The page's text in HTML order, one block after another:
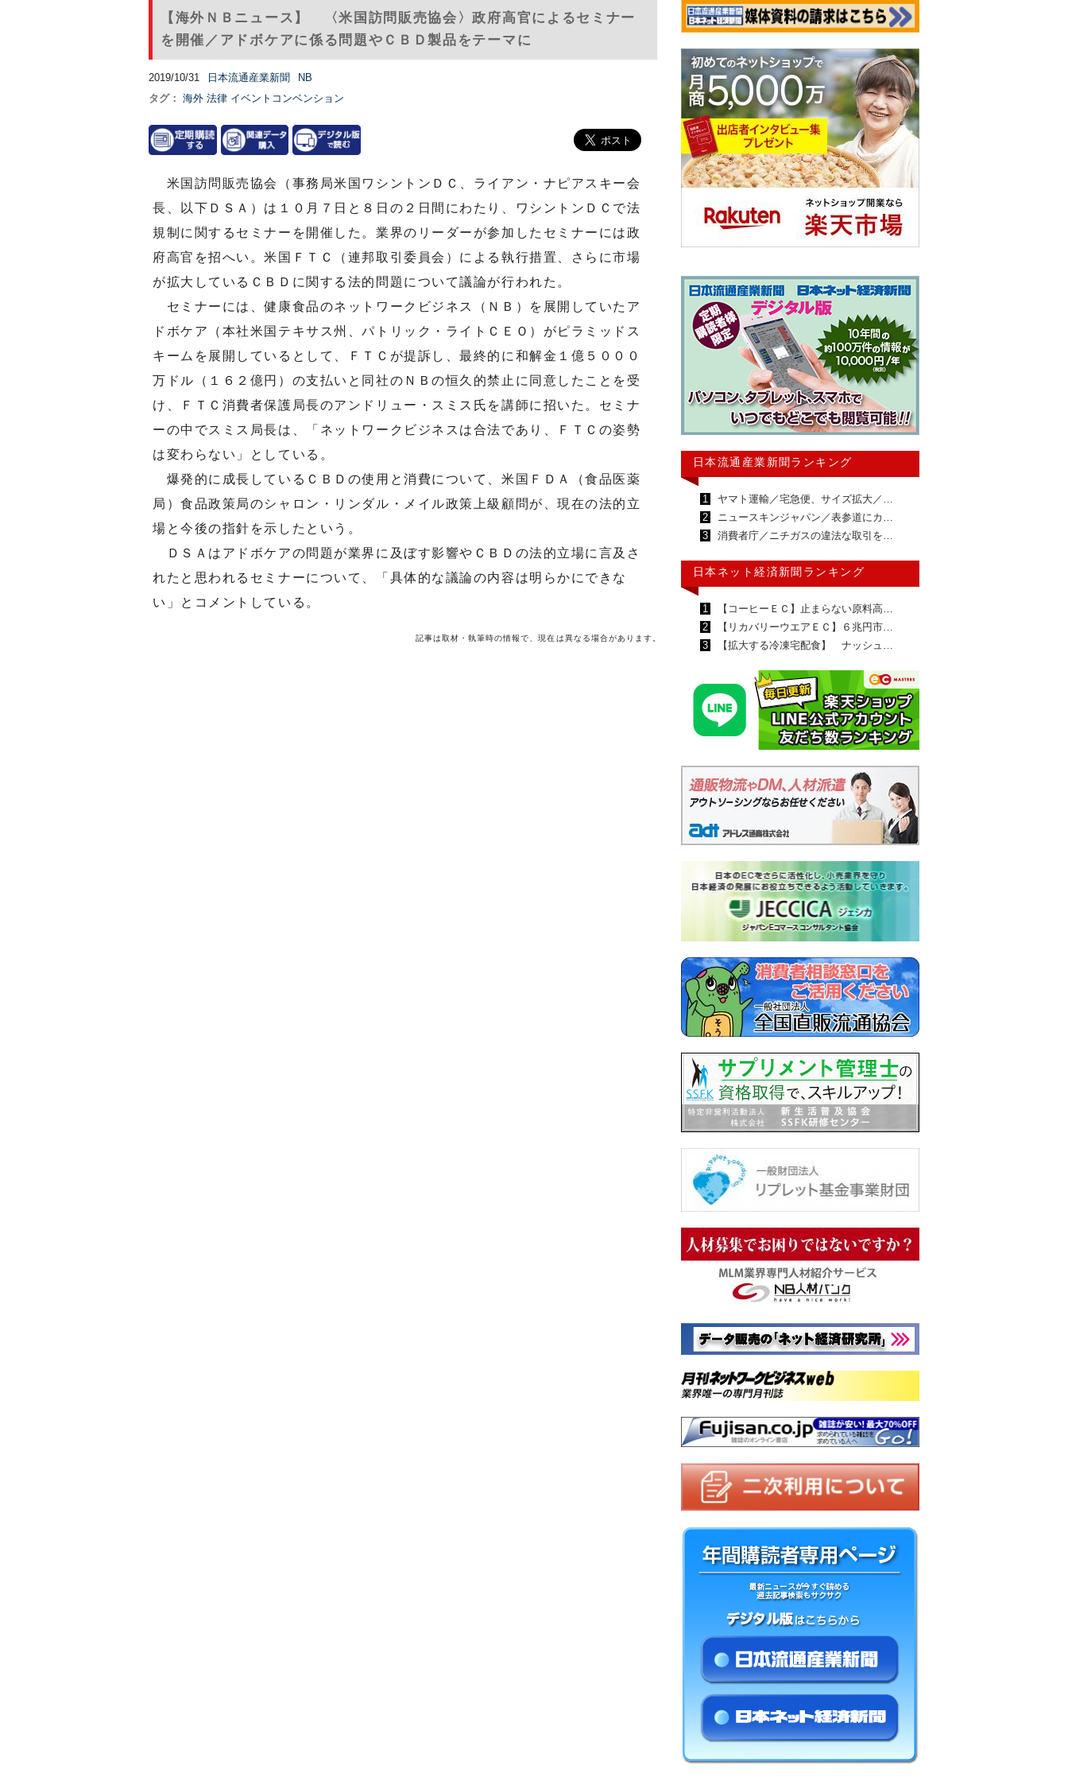
【海外ＮＢニュース】 〈米国訪問販売協会〉政府高官によるセミナー
を開催／アドボケアに係る問題やＣＢＤ製品をテーマに
2019/10/31 日本流通産業新聞
NB
タグ： 海外 法律 イベントコンベンション
米国訪問販売協会（事務局米国ワシントンＤＣ、ライアン・ナピアスキー会
長、以下ＤＳＡ）は１０月７日と８日の２日間にわたり、ワシントンＤＣで法
規制に関するセミナーを開催した。業界のリーダーが参加したセミナーには政
府高官を招へい。米国ＦＴＣ（連邦取引委員会）による執行措置、さらに市場
が拡大しているＣＢＤに関する法的問題について議論が行われた。
セミナーには、健康食品のネットワークビジネス（ＮＢ）を展開していたア
ドボケア（本社米国テキサス州、パトリック・ライトＣＥＯ）がピラミッドス
キームを展開しているとして、ＦＴＣが提訴し、最終的に和解金１億５０００
万ドル（１６２億円）の支払いと同社のＮＢの恒久的禁止に同意したことを受
け、ＦＴＣ消費者保護局長のアンドリュー・スミス氏を講師に招いた。セミナ
ーの中でスミス局長は、「ネットワークビジネスは合法であり、ＦＴＣの姿勢
は変わらない」としている。
爆発的に成長しているＣＢＤの使用と消費について、米国ＦＤＡ（食品医薬
局）食品政策局のシャロン・リンダル・メイル政策上級顧問が、現在の法的立
場と今後の指針を示したという。
ＤＳＡはアドボケアの問題が業界に及ぼす影響やＣＢＤの法的立場に言及さ
れたと思われるセミナーについて、「具体的な議論の内容は明らかにできな
い」とコメントしている。
記事は取材・執筆時の情報で、現在は異なる場合があります。
日本流通産業新聞ランキング
1
ヤマト運輸／宅急便、サイズ拡大／…
2
ニュースキンジャパン／表参道にカ…
3
消費者庁／ニチガスの違法な取引を…
日本ネット経済新聞ランキング
1
【コーヒーＥＣ】止まらない原料高…
2
【リカバリーウエアＥＣ】６兆円市…
3
【拡大する冷凍宅配食】 ナッシュ…